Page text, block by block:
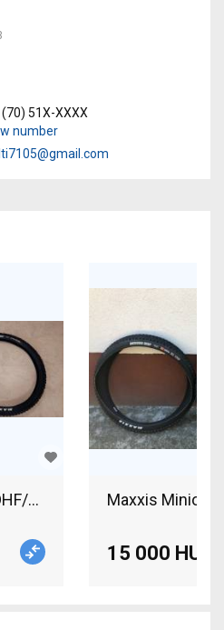
(70) 51X-XXXX
number
DHR Maxxis Minion DHF
Maxxis Minion
15 000 HUF